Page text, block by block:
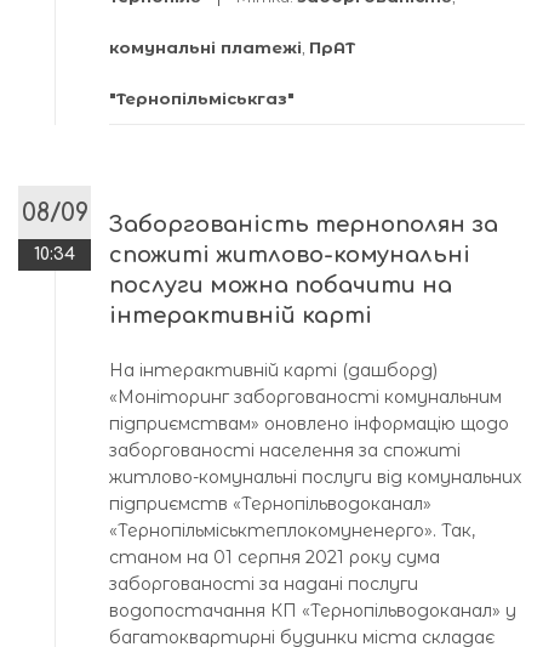
комунальні платежі ПрАТ
"Тернопільміськгаз"
08/09
10:34
Заборгованість тернополян за
спожиті житлово-комунальні
послуги можна побачити на
інтерактивній карті
На інтерактивній карті (дашборд)
«Моніторинг заборгованості комунальним
підприємствам» оновлено інформацію щодо
заборгованості населення за спожиті
житлово-комунальні послуги від комунальних
підприємств «Тернопільводоканал»
«Тернопільміськтеплокомуненерго». Так,
станом на 01 серпня 2021 року сума
заборгованості за надані послуги
водопостачання КП «Тернопільводоканал» у
багатоквартирні будинки міста складає